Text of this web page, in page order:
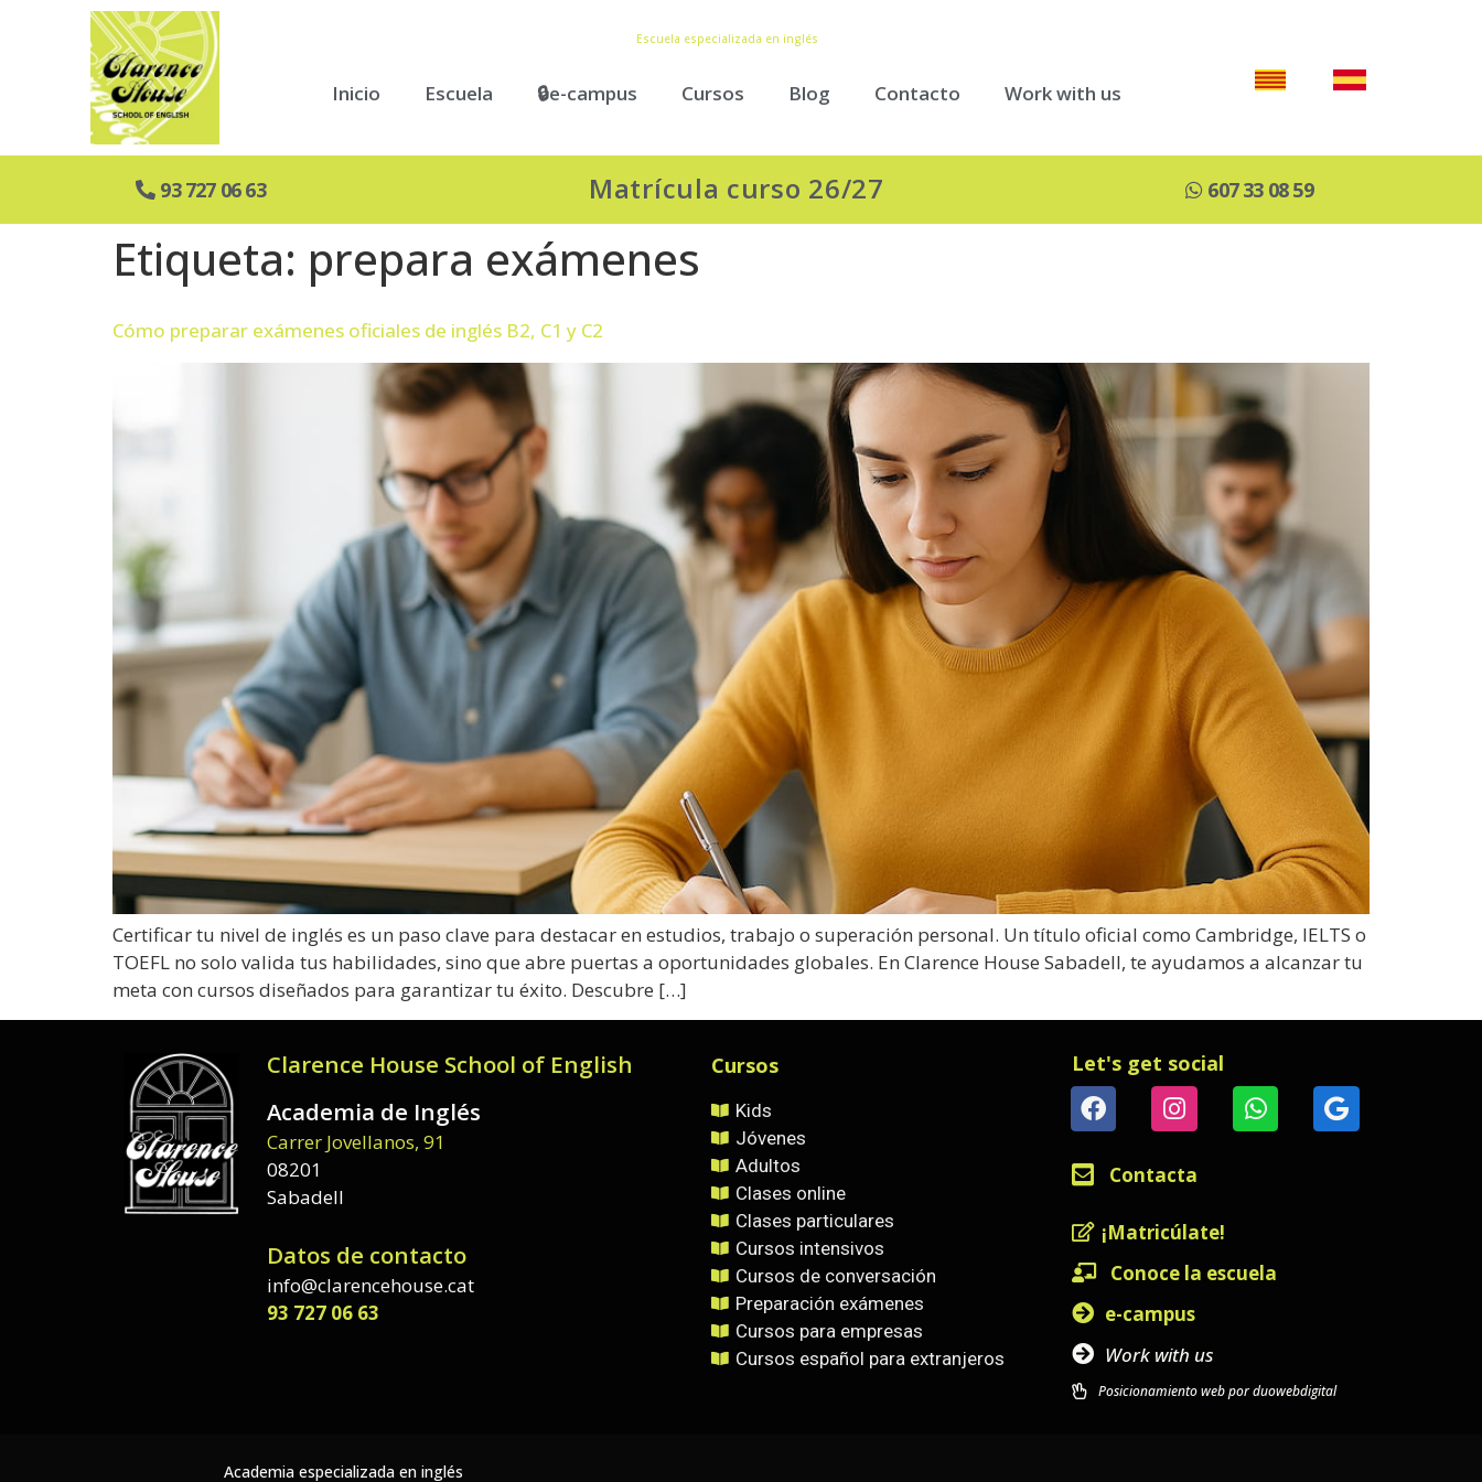
Escuela especializada en inglés
Inicio Escuela 🔒e-campus Cursos Blog Contacto Work with us
93 727 06 63 Matrícula curso 26/27 607 33 08 59
Etiqueta: prepara exámenes
Cómo preparar exámenes oficiales de inglés B2, C1 y C2
Certificar tu nivel de inglés es un paso clave para destacar en estudios, trabajo o superación personal. Un título oficial como Cambridge, IELTS o
TOEFL no solo valida tus habilidades, sino que abre puertas a oportunidades globales. En Clarence House Sabadell, te ayudamos a alcanzar tu
meta con cursos diseñados para garantizar tu éxito. Descubre […]
Clarence House School of English
Academia de Inglés
Carrer Jovellanos, 91
08201
Sabadell
Datos de contacto
info@clarencehouse.cat
93 727 06 63
Cursos
Kids
Jóvenes
Adultos
Clases online
Clases particulares
Cursos intensivos
Cursos de conversación
Preparación exámenes
Cursos para empresas
Cursos español para extranjeros
Let's get social
Contacta
¡Matricúlate!
Conoce la escuela
e-campus
Work with us
Posicionamiento web por duowebdigital
Academia especializada en inglés